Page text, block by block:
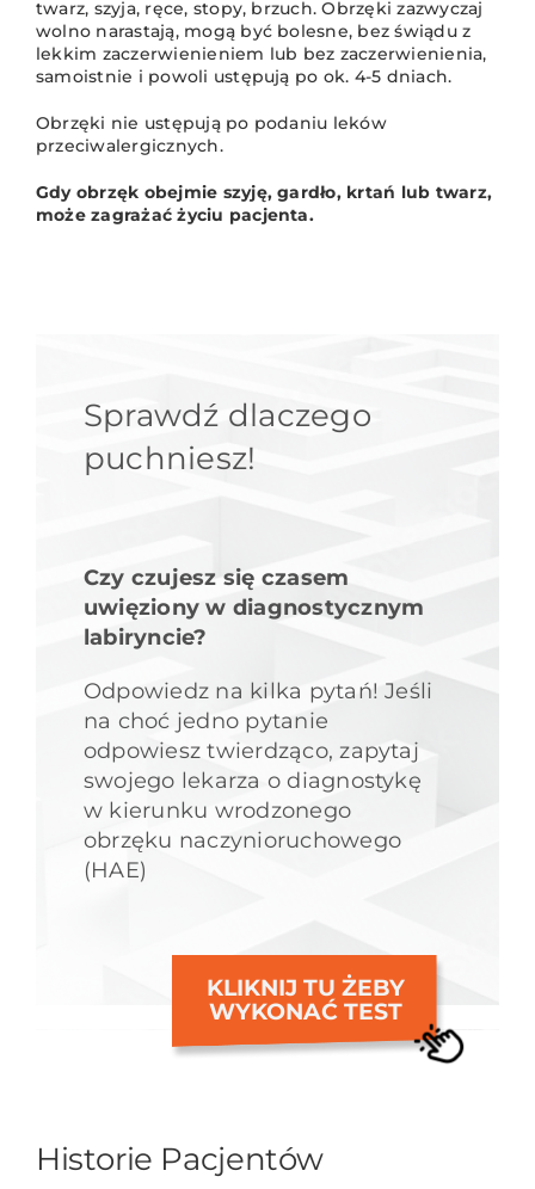
twarz, szyja, ręce, stopy, brzuch. Obrzęki zazwyczaj
wolno narastają, mogą być bolesne, bez świądu z
lekkim zaczerwienieniem lub bez zaczerwienienia,
samoistnie i powoli ustępują po ok. 4-5 dniach.
Obrzęki nie ustępują po podaniu leków
przeciwalergicznych.
Gdy obrzęk obejmie szyję, gardło, krtań lub twarz,
może zagrażać życiu pacjenta.
Sprawdź dlaczego
puchniesz!
Czy czujesz się czasem
uwięziony w diagnostycznym
labiryncie?
Odpowiedz na kilka pytań! Jeśli
na choć jedno pytanie
odpowiesz twierdząco, zapytaj
swojego lekarza o diagnostykę
w kierunku wrodzonego
obrzęku naczynioruchowego
(HAE)
KLIKNIJ TU ŻEBY
WYKONAĆ TEST
Historie Pacjentów